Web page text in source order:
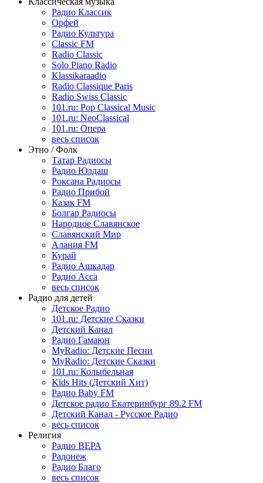
Радио Классик
Орфей
Радио Культура
Classic FM
Radio Classic
Solo Piano Radio
Klassikaraadio
Radio Classique Paris
Radio Swiss Classic
101.ru: Pop Classical Music
101.ru: NeoClassical
101.ru: Опера
весь список
Этно / Фолк
Татар Радиосы
Радио Юлдаш
Роксана Радиосы
Радио Прибой
Казак FM
Болгар Радиосы
Народное Славянское
Славянский Мир
Алания FM
Курай
Радио Ашкадар
Радио Асса
весь список
Радио для детей
Детское Радио
101.ru: Детские Сказки
Детский Канал
Радио Гамаюн
MyRadio: Детские Песни
MyRadio: Детские Сказки
101.ru: Колыбельная
Kids Hits (Детский Хит)
Радио Baby FM
Детское радио Екатеринбург 89.2 FM
Детский Канал - Русское Радио
весь список
Религия
Радио ВЕРА
Радонеж
Радио Благо
весь список